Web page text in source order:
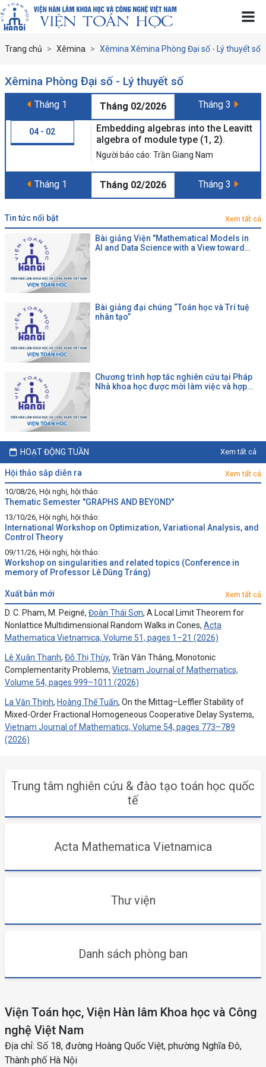
Trang chủ Xêmina Xêmina Xêmina Phòng Đại số - Lý thuyết số
Xêmina Phòng Đại số - Lý thuyết số
Tháng 1 Tháng 02/2026 Tháng 3
04 - 02
Embedding algebras into the Leavitt
algebra of module type (1, 2).
Người báo cáo: Trần Giang Nam
Tháng 1 Tháng 02/2026 Tháng 3
tin tức nổi bật Xem tất cả
Bài giảng Viện "Mathematical Models in
AI and Data Science with a View toward
Bài giảng đại chúng “Toán học và Trí tuệ
nhân tạo”
Chương trình hợp tác nghiên cứu tại Pháp
Nhà khoa học được mời làm việc và hợp
HOẠT ĐỘNG TUẦN Xem tất cả
hội thảo sắp diễn ra
Xem tất cả
10/08/26, Hội nghị, hội thảo:
Thematic Semester "GRAPHS AND BEYOND"
13/10/26, Hội nghị, hội thảo:
International Workshop on Optimization, Variational Analysis, and
Control Theory
09/11/26, Hội nghị, hội thảo:
Workshop on singularities and related topics (Conference in
memory of Professor Lê Dũng Tráng)
xuất bản mới Xem tất cả
D. C. Pham, M. Peigné, Đoàn Thái Sơn, A Local Limit Theorem for
Nonlattice Multidimensional Random Walks in Cones, Acta
Mathematica Vietnamica, Volume 51, pages 1–21 (2026)
Lê Xuân Thanh, Đỗ Thị Thùy, Trần Văn Thắng, Monotonic
Complementarity Problems, Vietnam Journal of Mathematics,
Volume 54, pages 999–1011 (2026)
La Văn Thịnh, Hoàng Thế Tuấn, On the Mittag–Leffler Stability of
Mixed-Order Fractional Homogeneous Cooperative Delay Systems,
Vietnam Journal of Mathematics, Volume 54, pages 773–789
(2026)
Trung tâm nghiên cứu & đào tạo toán học quốc
tế
Acta Mathematica Vietnamica
Thư viện
Danh sách phòng ban
Viện Toán học, Viện Hàn lâm Khoa học và Công
nghệ Việt Nam
Địa chỉ: Số 18, đường Hoàng Quốc Việt, phường Nghĩa Đô,
Thành phố Hà Nội